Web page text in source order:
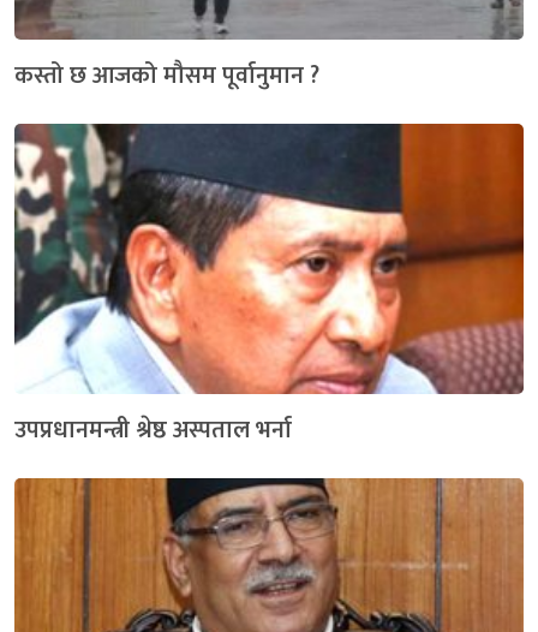
कस्तो छ आजको मौसम पूर्वानुमान ?
उपप्रधानमन्त्री श्रेष्ठ अस्पताल भर्ना